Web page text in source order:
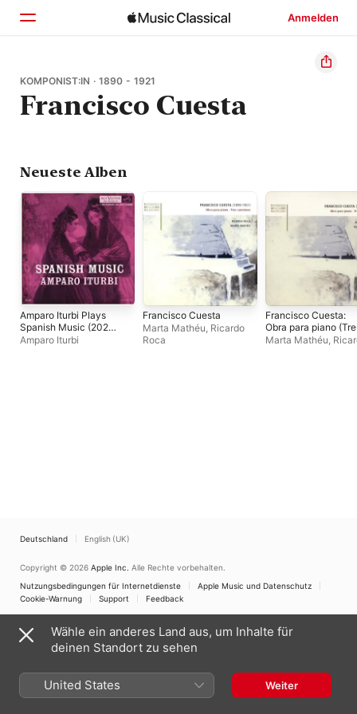
Anmelden
Startseite
Entdecken
KOMPONIST:IN · 1890 - 1921
Francisco Cuesta
Neueste Alben
Amparo Iturbi Plays
Spanish Music (2023
Remastered
Amparo Iturbi
Francisco Cuesta
Marta Mathéu, Ricardo
Roca
Francisco Cuesta:
Obra para piano
canciones)
Marta Mathéu,
Deutschland English (UK)
Copyright © 2026 Apple Inc. Alle Rechte vorbehalten.
Nutzungsbedingungen für Internetdienste
Apple Music und Datenschutz
Cookie-Warnung
Support Feedback
Wähle ein anderes Land aus, um Inhalte für
deinen Standort zu sehen
United States Weiter